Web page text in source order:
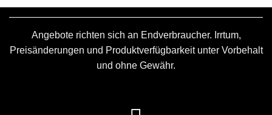
Angebote richten sich an Endverbraucher. Irrtum,
Preisänderungen und Produktverfügbarkeit unter Vorbehalt
und ohne Gewähr.